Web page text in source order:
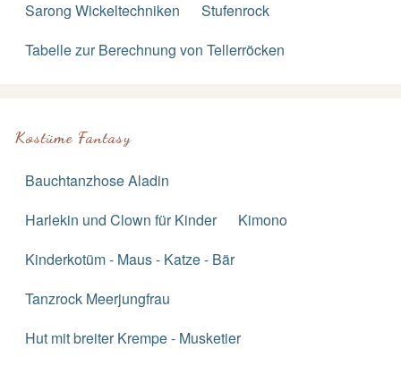
Sarong Wickeltechniken
Stufenrock
Tabelle zur Berechnung von Tellerröcken
Kostüme Fantasy
Bauchtanzhose Aladin
Harlekin und Clown für Kinder
Kimono
Kinderkotüm - Maus - Katze - Bär
Tanzrock Meerjungfrau
Hut mit breiter Krempe - Musketier